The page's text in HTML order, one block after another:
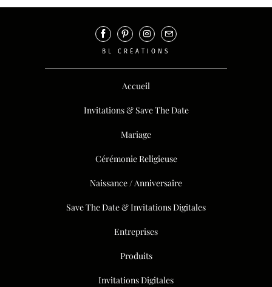
BL CRÉATIONS
Accueil
Invitations & Save The Date
Mariage
Cérémonie Religieuse
Naissance / Anniversaire
Save The Date & Invitations Digitales
Entreprises
Produits
Invitations Digitales